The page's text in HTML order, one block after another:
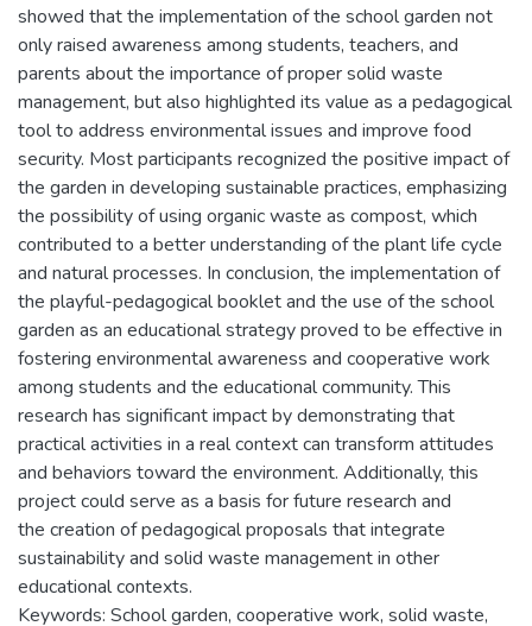
showed that the implementation of the school garden not
only raised awareness among students, teachers, and
parents about the importance of proper solid waste
management, but also highlighted its value as a pedagogical
tool to address environmental issues and improve food
security. Most participants recognized the positive impact of
the garden in developing sustainable practices, emphasizing
the possibility of using organic waste as compost, which
contributed to a better understanding of the plant life cycle
and natural processes. In conclusion, the implementation of
the playful-pedagogical booklet and the use of the school
garden as an educational strategy proved to be effective in
fostering environmental awareness and cooperative work
among students and the educational community. This
research has significant impact by demonstrating that
practical activities in a real context can transform attitudes
and behaviors toward the environment. Additionally, this
project could serve as a basis for future research and
the creation of pedagogical proposals that integrate
sustainability and solid waste management in other
educational contexts.
Keywords: School garden, cooperative work, solid waste,